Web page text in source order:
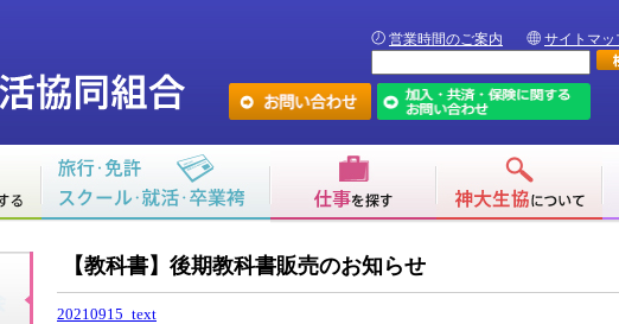
営業時間のご案内 サイトマッ
【教科書】後期教科書販売のお知らせ
20210915_text